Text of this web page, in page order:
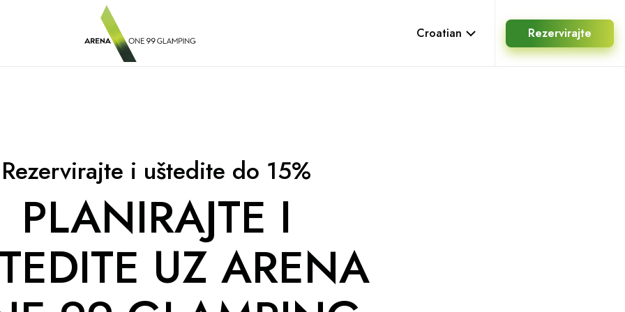
Croatian Rezervirajte
Rezervirajte i uštedite do 15%
PLANIRAJTE I
UZ ARENA